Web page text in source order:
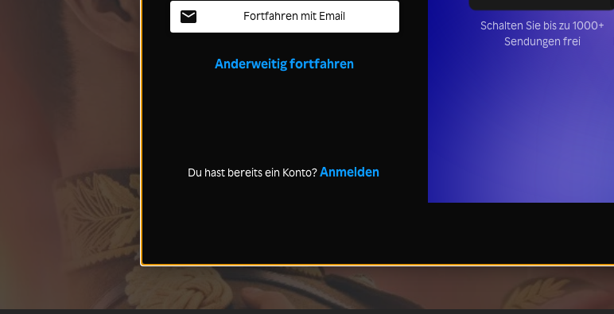
Fortfahren mit Email
Anderweitig fortfahren
Du hast bereits ein Konto?Anmelden
Schalten Sie bis zu 1000+
Sendungen frei